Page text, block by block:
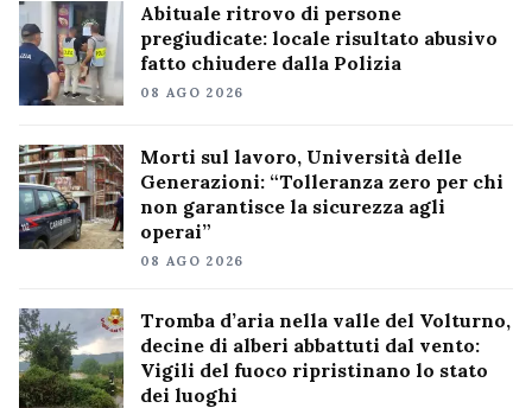
Abituale ritrovo di persone
pregiudicate: locale risultato abusivo
fatto chiudere dalla Polizia
08 AGO 2026
Morti sul lavoro, Università delle
Generazioni: “Tolleranza zero per chi
non garantisce la sicurezza agli
operai”
08 AGO 2026
Tromba d’aria nella valle del Volturno,
decine di alberi abbattuti dal vento:
Vigili del fuoco ripristinano lo stato
dei luoghi